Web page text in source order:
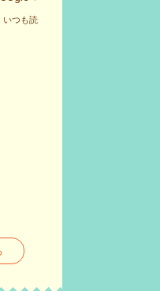
いつも読